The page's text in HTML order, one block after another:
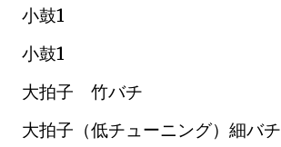
小鼓1
小鼓1
大拍子 竹バチ
大拍子（低チューニング）細バチ